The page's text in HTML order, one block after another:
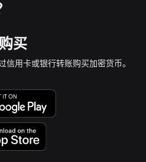
买
信用卡或银行转账购买加密货币。